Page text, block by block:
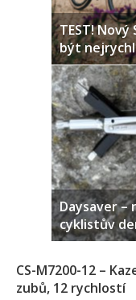
TEST! Nový
být
Daysaver –
cyklistův
CS-M7200-12 –
zubů, 12 rychlostí